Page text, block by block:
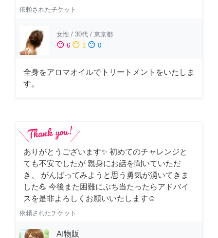
依頼されたチケット
女性 / 30代 / 東京都
sentiment_satisfied 6 sentiment_neutral 1 sentiment_dissatisfied 0
全身をアロマオイルでトリートメントをいたしま
す。
ありがとうございます✨ 初めてのチャレンジと
ても不安でしたが 親身にお話を聞いていただ
き、 がんばってみようと思う勇気が湧いてきま
した💪 今後また困難にぶち当たったらアドバイ
スを是非よろしくお願いいたします☺️
依頼されたチケット
AI物販